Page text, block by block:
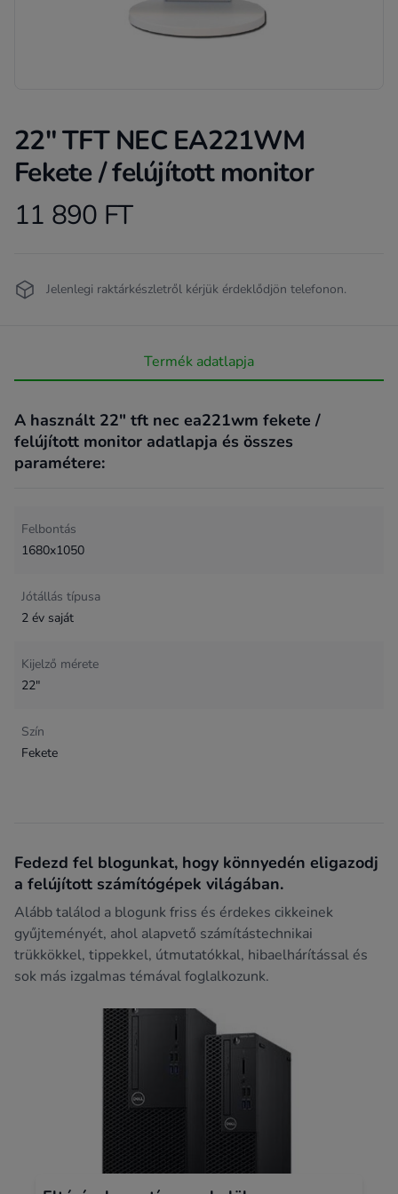
22" TFT NEC EA221WM
Fekete / felújított monitor
Product information
11 890 FT
Jelenlegi raktárkészletről kérjük érdeklődjön telefonon.
Termék adatlapja
A használt 22" tft nec ea221wm fekete /
felújított monitor adatlapja és összes
paramétere:
Felbontás
1680x1050
Jótállás típusa
2 év saját
Kijelző mérete
22"
Szín
Fekete
Fedezd fel blogunkat, hogy könnyedén eligazodj
a felújított számítógépek világában.
Alább találod a blogunk friss és érdekes cikkeinek
gyűjteményét, ahol alapvető számítástechnikai
trükkökkel, tippekkel, útmutatókkal, hibaelhárítással és
sok más izgalmas témával foglalkozunk.